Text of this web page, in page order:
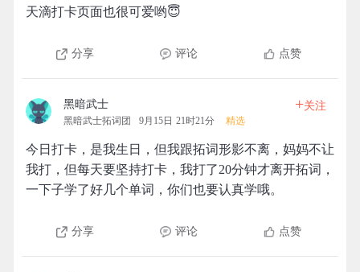
天滴打卡页面也很可爱哟😇
分享 评论 点赞
黑暗武士
黑暗武士拓词团 9月15日 21时21分 精选
+关注
今日打卡，是我生日，但我跟拓词形影不离，妈妈不让
我打，但每天要坚持打卡，我打了20分钟才离开拓词，
一下子学了好几个单词，你们也要认真学哦。
分享 评论 点赞